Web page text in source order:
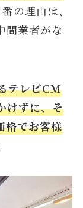
の理由は、
間業者がな
テレビCM
けずに、そ
格でお客様